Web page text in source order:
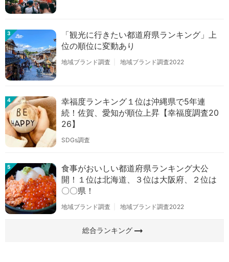
3
「観光に行きたい都道府県ランキング」上
位の順位に変動あり
地域ブランド調査 地域ブランド調査2022
4
幸福度ランキング１位は沖縄県で5年連
続！佐賀、愛知が順位上昇【幸福度調査20
26】
SDGs調査
5
食事がおいしい都道府県ランキング大公
開！１位は北海道、３位は大阪府、２位は
〇〇県！
地域ブランド調査 地域ブランド調査2022
総合ランキングarrow_right_alt